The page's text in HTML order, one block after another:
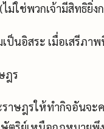
ใช่พวกเจ้ามีสิทธิยิ่ง
ป็นอิสระ เมื่อเสรีภ
ฎร
าษฎรให้ทำกิจอันจ